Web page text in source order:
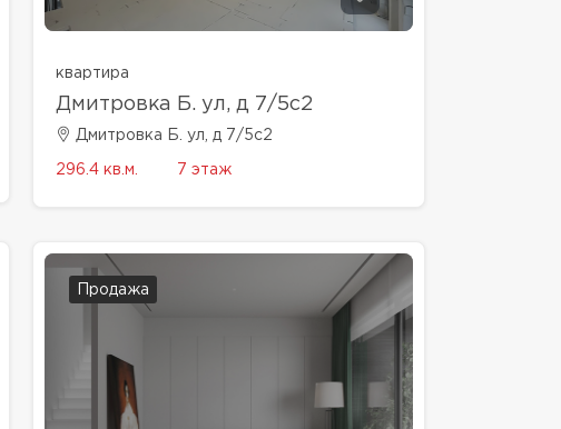
квартира
Дмитровка Б. ул, д 7/5с2
Дмитровка Б. ул, д 7/5с2
296.4 кв.м. 7 этаж
Продажа